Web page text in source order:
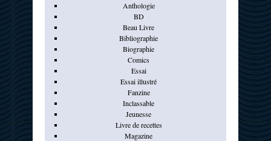
Anthologie
BD
Beau Livre
Bibliographie
Biographie
Comics
Essai
Essai illustré
Fanzine
Inclassable
Jeunesse
Livre de recettes
Magazine